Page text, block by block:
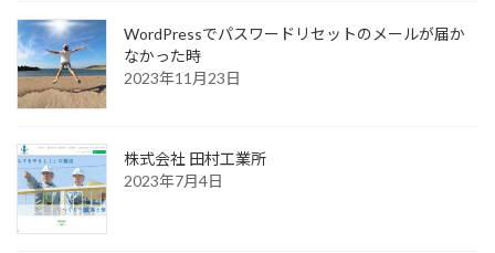
WordPressでパスワードリセットのメールが届か
なかった時
2023年11月23日
株式会社 田村工業所
2023年7月4日